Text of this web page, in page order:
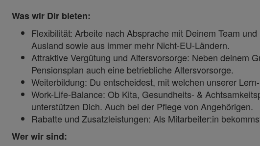
Was wir Dir bieten:
Flexibilität: Arbeite nach Absprache mit Deinem Team
Ausland sowie aus immer mehr Nicht-EU-Ländern.
Attraktive Vergütung und Altersvorsorge: Neben deinem
Pensionsplan auch eine betriebliche Altersvorsorge.
Weiterbildung: Du entscheidest, mit welchen unserer
Work-Life-Balance: Ob Kita, Gesundheits- &
unterstützen Dich. Auch bei der Pflege von Angehörigen.
Rabatte und Zusatzleistungen: Als Mitarbeiter:in
Wer wir sind: